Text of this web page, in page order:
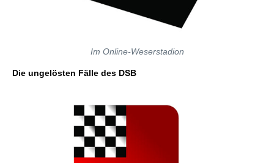
Im Online-Weserstadion
Die ungelösten Fälle des DSB